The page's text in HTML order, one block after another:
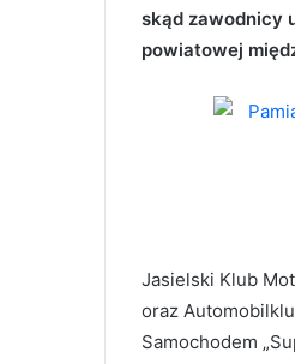
skąd zawodnicy
powiatowej
Jasielski Klub
oraz
Samochodem